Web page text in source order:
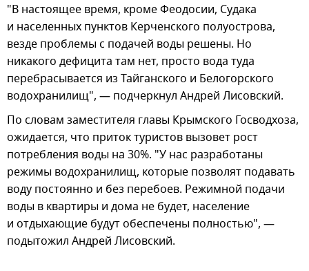
"В настоящее время, кроме Феодосии, Судака
и населенных пунктов Керченского полуострова,
везде проблемы с подачей воды решены. Но
никакого дефицита там нет, просто вода туда
перебрасывается из Тайганского и Белогорского
водохранилищ", — подчеркнул Андрей Лисовский.
По словам заместителя главы Крымского Госводхоза,
ожидается, что приток туристов вызовет рост
потребления воды на 30%. "У нас разработаны
режимы водохранилищ, которые позволят подавать
воду постоянно и без перебоев. Режимной подачи
воды в квартиры и дома не будет, население
и отдыхающие будут обеспечены полностью", —
подытожил Андрей Лисовский.